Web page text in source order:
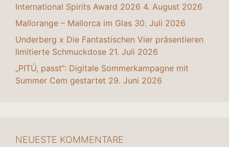
International Spirits Award 2026 4. August 2026
Mallorange – Mallorca im Glas 30. Juli 2026
Underberg x Die Fantastischen Vier präsentieren
limitierte Schmuckdose 21. Juli 2026
„PITÚ, passt“: Digitale Sommerkampagne mit
Summer Cem gestartet 29. Juni 2026
NEUESTE KOMMENTARE